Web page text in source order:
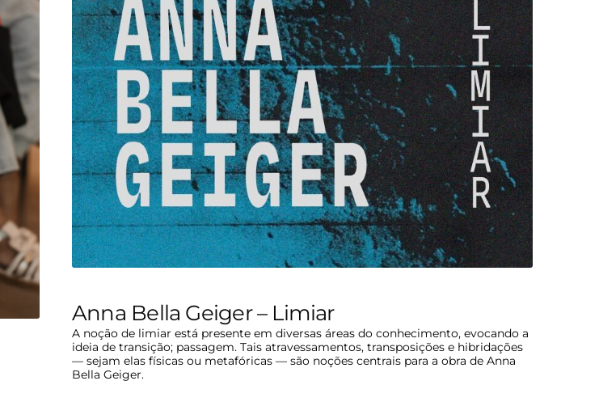
Anna Bella Geiger – Limiar
A noção de limiar está presente em diversas áreas do conhecimento, evocando a
ideia de transição; passagem. Tais atravessamentos, transposições e hibridações
— sejam elas físicas ou metafóricas — são noções centrais para a obra de Anna
Bella Geiger.